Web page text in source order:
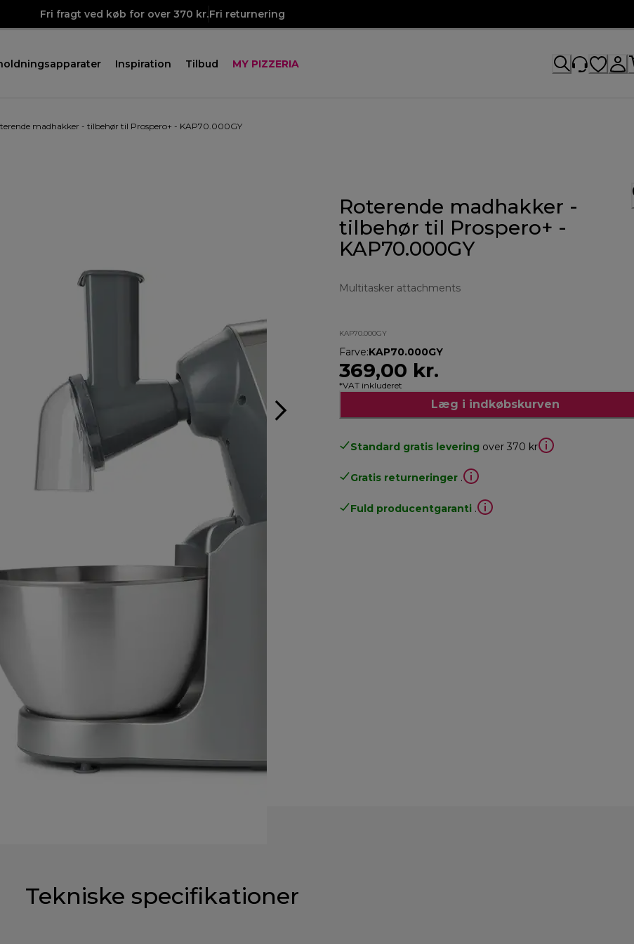
Fri fragt ved køb for over 370 kr.Fri returnering
Inspiration Tilbud MY PIZZERIA
madhakker - tilbehør til Prospero+ - KAP70.000GY
Roterende madhakker -
tilbehør til Prospero+ -
KAP70.000GY
Multitasker attachments
KAP70.000GY
Farve:KAP70.000GY
369,00 kr.
*VAT inkluderet
Læg i indkøbskurven
Standard gratis levering over 370 kr
Gratis returneringer .
Fuld producentgaranti .
Tekniske specifikationer